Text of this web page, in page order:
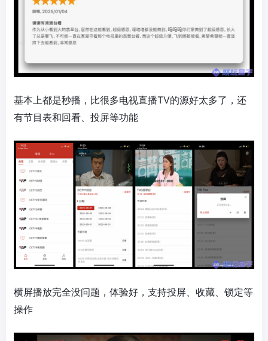
基本上都是秒播，比很多电视直播TV的源好太多了，还
有节目表和回看、投屏等功能
横屏播放完全没问题，体验好，支持投屏、收藏、锁定等
操作